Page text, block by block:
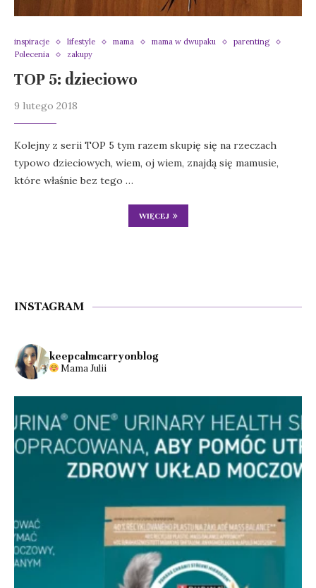
inspiracje lifestyle mama mama w dwupaku
parenting
Polecenia
zakupy
TOP 5: dzieciowo
9 lutego 2018
Kolejny z serii TOP 5 tym razem skupię się na rzeczach
typowo dzieciowych, wiem, oj wiem, znajdą się mamusie,
które właśnie bez tego …
WIĘCEJ
INSTAGRAM
keepcalmcarryonblog
Mama Julii